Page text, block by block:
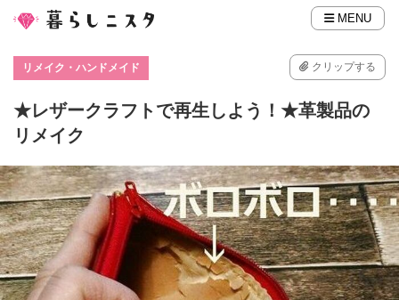
MENU
リメイク・ハンドメイド クリップする
★レザークラフトで再生しよう！★革製品の
リメイク